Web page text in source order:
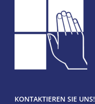
KONTAKTIEREN SIE UNS!